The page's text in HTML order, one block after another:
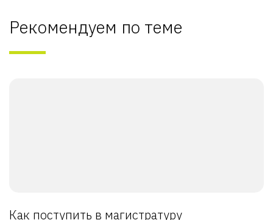
Рекомендуем по теме
Как поступить в магистратуру